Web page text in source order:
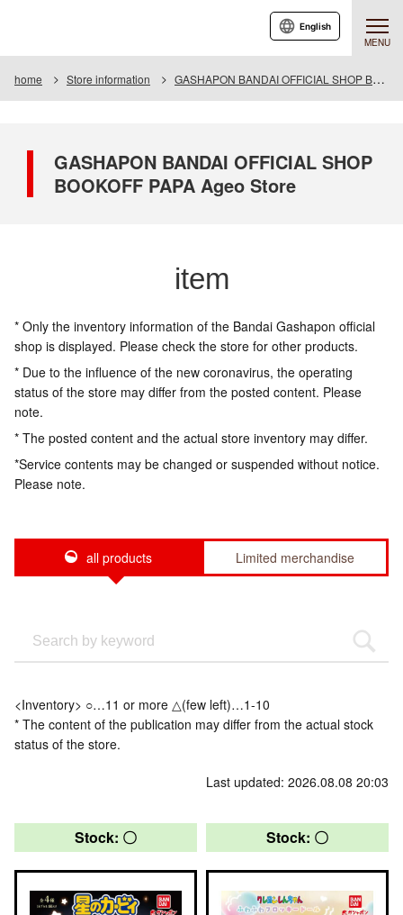
MENU
English
home Store information GASHAPON BANDAI OFFICIAL SHOP BOOKOFF PAPA Ageo Store
GASHAPON BANDAI OFFICIAL SHOP
BOOKOFF PAPA Ageo Store
item
* Only the inventory information of the Bandai Gashapon official
shop is displayed. Please check the store for other products.
* Due to the influence of the new coronavirus, the operating
status of the store may differ from the posted content. Please
note.
* The posted content and the actual store inventory may differ.
*Service contents may be changed or suspended without notice.
Please note.
all products Limited merchandise
<Inventory> ○…11 or more △(few left)…1-10
* The content of the publication may differ from the actual stock
status of the store.
Last updated: 2026.08.08 20:03
Stock: 〇 Stock: 〇